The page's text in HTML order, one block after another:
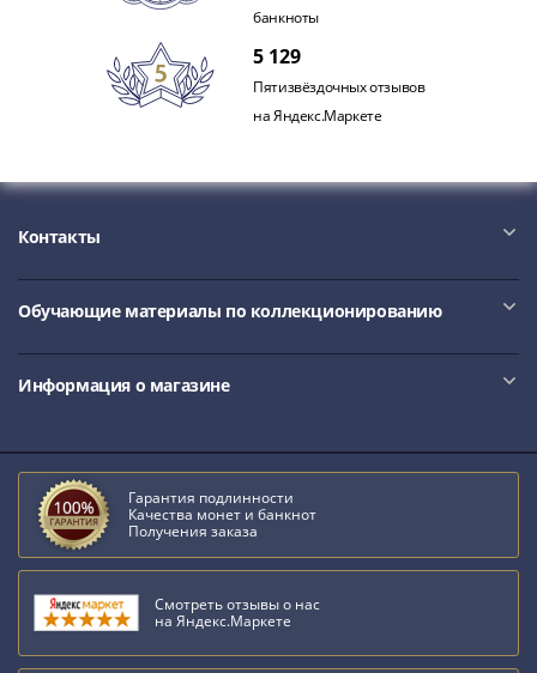
Германия
ГДР
Третий
рейх
Нотгельды
Германская
империя
Бавария
Данциг
Пруссия
Саар
Священная
банкноты
5 129
Пятизвёздочных отзывов
на Яндекс.Маркете
Контакты
Обучающие материалы по коллекционированию
Информация о магазине
Гарантия подлинности
Качества монет и банкнот
Получения заказа
Смотреть отзывы о нас
на Яндекс.Маркете